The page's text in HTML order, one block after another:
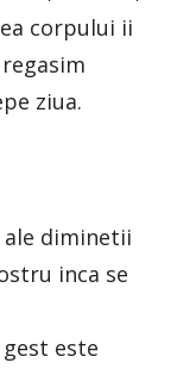
corpului ii
ziua.
ale diminetii
inca se
este